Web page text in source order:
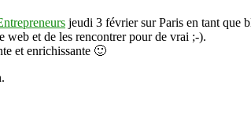
des
entrepreneurs
jeudi 3 février sur Paris en tant que
web et de les rencontrer pour de vrai ;-).
et enrichissante 🙂